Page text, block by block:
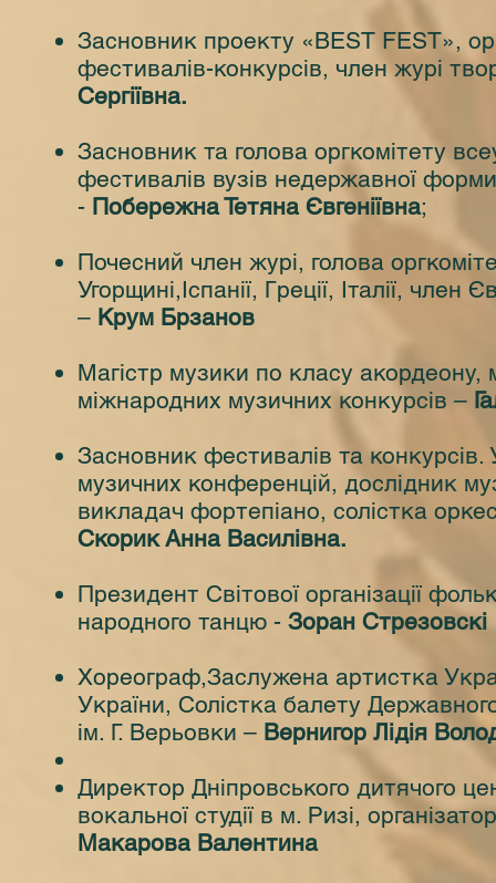
Засновник проекту «BEST FEST»,
фестивалів-конкурсів, член журі
Сергіївна.
Засновник та голова оргкомітету
фестивалів вузів недержавної
- Побережна Тетяна Євгеніївна;
Почесний член журі, голова
Угорщині,Іспанії, Греції, Італії,
– Крум Брзанов
Магістр музики по класу акордеону,
міжнародних музичних конкурсів –
Засновник фестивалів та
музичних конференцій, дослідник
викладач фортепіано, солістка
Скорик Анна Василівна.
Президент Світової організації
народного танцю - Зоран Стрезовскі
Хореограф,Заслужена артистка
України, Солістка балету
ім. Г. Верьовки – Вернигор Лідія
Директор Дніпровського дитячого
вокальної студії в м. Ризі,
Макарова Валентина